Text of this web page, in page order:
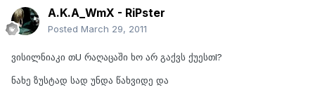
A.K.A_WmX - RiPster
Posted March 29, 2011
ვისილნიაკი თU რაღაცაში ხო არ გაქვს ქუესთI?
ნახე ზუსტად სად უნდა წახვიდე და